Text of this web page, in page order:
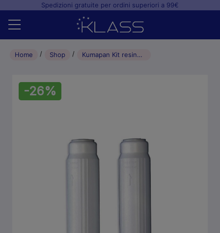
Spedizioni gratuite per ordini superiori a 99€
Home
Studio odontoiatrico
Home Shop Kumapan Kit resine demineralizzatori Mocom/Anthos/Euronda – 2 pz
-26%